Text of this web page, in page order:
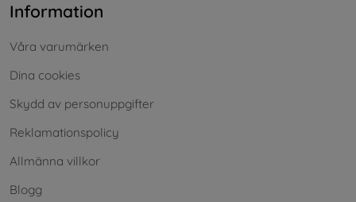
Information
Våra varumärken
Dina cookies
Skydd av personuppgifter
Reklamationspolicy
Allmänna villkor
Blogg